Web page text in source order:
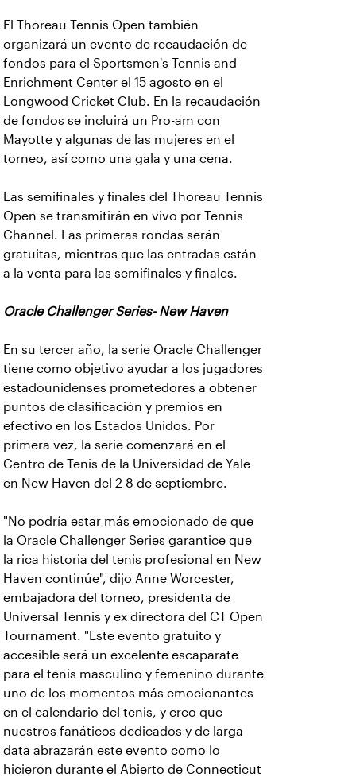
El Thoreau Tennis Open también
organizará un evento de recaudación de
fondos para el Sportsmen's Tennis and
Enrichment Center el 15 agosto en el
Longwood Cricket Club. En la recaudación
de fondos se incluirá un Pro-am con
Mayotte y algunas de las mujeres en el
torneo, así como una gala y una cena.
Las semifinales y finales del Thoreau Tennis
Open se transmitirán en vivo por Tennis
Channel. Las primeras rondas serán
gratuitas, mientras que las entradas están
a la venta para las semifinales y finales.
Oracle Challenger Series- New Haven
En su tercer año, la serie Oracle Challenger
tiene como objetivo ayudar a los jugadores
estadounidenses prometedores a obtener
puntos de clasificación y premios en
efectivo en los Estados Unidos. Por
primera vez, la serie comenzará en el
Centro de Tenis de la Universidad de Yale
en New Haven del 2 8 de septiembre.
"No podría estar más emocionado de que
la Oracle Challenger Series garantice que
la rica historia del tenis profesional en New
Haven continúe", dijo Anne Worcester,
embajadora del torneo, presidenta de
Universal Tennis y ex directora del CT Open
Tournament. "Este evento gratuito y
accesible será un excelente escaparate
para el tenis masculino y femenino durante
uno de los momentos más emocionantes
en el calendario del tenis, y creo que
nuestros fanáticos dedicados y de larga
data abrazarán este evento como lo
hicieron durante el Abierto de Connecticut